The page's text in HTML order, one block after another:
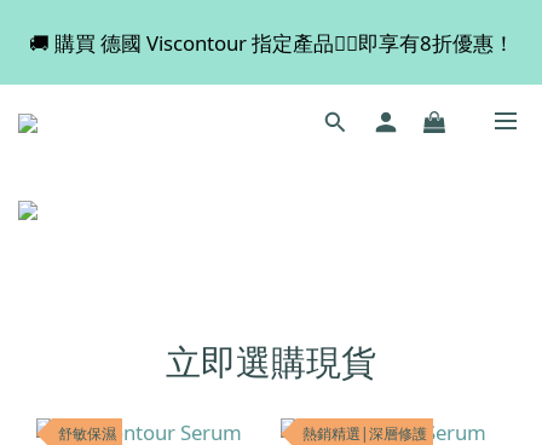
💡 全店滿 $600 免運費，買多件更抵！
🚚 購買 德國 Viscontour 指定產品👉🏻即享有8折優惠！
📢📢📢 Miss Fabulous 8月暫停德國代購服務，於9月
立即選購現貨
舒敏保濕 熱銷精選|深層修護